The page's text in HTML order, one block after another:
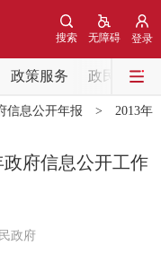
登录
无障碍
搜索
政策服务 政民互动
中央部委动态
部门动态
信息公开年报 > 2013年
府信息公开工作
政府